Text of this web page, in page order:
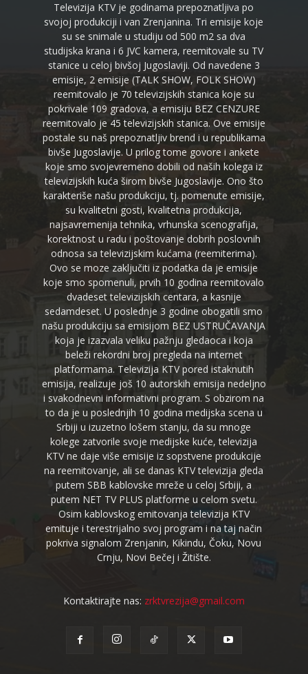
Televizija KTV je godinama prepoznatljiva po
svojoj produkciji i van Zrenjanina. Tri emisije koje
su se snimale u studiju od 500 m2 sa dva
studijska krana i 6 JVC kamera, reemitovale su TV
stanice u celoj bivšoj Jugoslaviji. Od navedene 3
emisije, 2 emisije (TALK SHOW, FOLK SHOW)
reemitovalo je 70 televizijskih stanica koje su
pokrivale 109 gradova, a emisiju BEZ CENZURE
reemitovalo je 45 televizijskih stanica. Ove emisije
postale su naš prepoznatljiv brend i u republikama
bivše Jugoslavije. U prilog tome govore i ankete
koje smo svojevremeno dobili od naših kolega iz
televizijskih kuća širom bivše Jugoslavije. Ono što
karakteriše našu produkciju, tj. pomenute emisije,
su kvalitetni gosti, kvalitetna produkcija,
najsavremenija tehnika, vrhunska scenografija,
korektnost u radu i poštovanje dobrih poslovnih
odnosa sa televizijskim kućama (reemiterima).
Ovo se moze zaključiti iz podatka da je emisije
koje smo spomenuli, prvih 10 godina reemitovalo
dvadeset televizijskih centara, a kasnije
sedamdeset. U poslednje 3 godine obogatili smo
našu produkciju sa emisijom BEZ USTRUČAVANJA
koja je izazvala veliku pažnju gledaoca i koja
beleži rekordni broj pregleda na internet
platformama. Televizija KTV pored istaknutih
emisija, realizuje još 10 autorskih emisija nedeljno
i svakodnevni informativni program. S obzirom na
to da je u poslednjih 10 godina medijska scena u
Srbiji u izuzetno lošem stanju, da su mnoge
kolege zatvorile svoje medijske kuće, televizija
KTV ne daje više emisije iz sopstvene produkcije
na reemitovanje, ali se danas KTV televizija gleda
putem SBB kablovske mreže u celoj Srbiji, a
putem NET TV PLUS platforme u celom svetu.
Osim kablovskog emitovanja televizija KTV
emituje i terestrijalno svoj program i na taj način
pokriva signalom Zrenjanin, Kikindu, Čoku, Novu
Crnju, Novi Bečej i Žitište.
Kontaktirajte nas: zrktvrezija@gmail.com